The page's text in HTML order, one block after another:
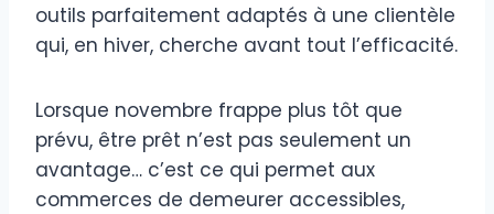
outils parfaitement adaptés à une clientèle
qui, en hiver, cherche avant tout l’efficacité.
Lorsque novembre frappe plus tôt que
prévu, être prêt n’est pas seulement un
avantage… c’est ce qui permet aux
commerces de demeurer accessibles,